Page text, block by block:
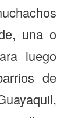
una o
luego
de